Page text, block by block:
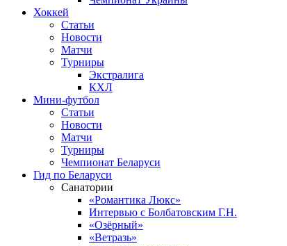
Хоккей
Статьи
Новости
Матчи
Турниры
Экстралига
КХЛ
Мини-футбол
Статьи
Новости
Матчи
Турниры
Чемпионат Беларуси
Гид по Беларуси
Санатории
«Романтика Люкс»
Интервью с Болбатовским Г.Н.
«Озёрный»
«Ветразь»